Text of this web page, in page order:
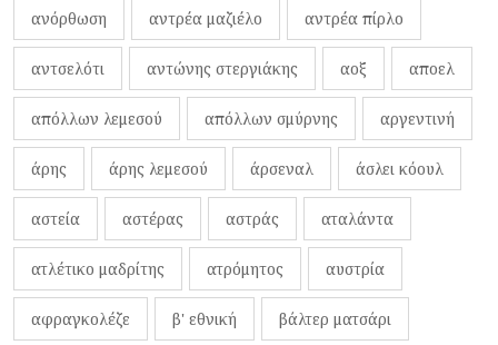
ανόρθωση αντρέα μαζιέλο αντρέα πίρλο
αντσελότι αντώνης στεργιάκης αοξ αποελ
απόλλων λεμεσού απόλλων σμύρνης αργεντινή
άρης άρης λεμεσού άρσεναλ άσλει κόουλ
αστεία αστέρας αστράς αταλάντα
ατλέτικο μαδρίτης ατρόμητος αυστρία
αφραγκολέζε β' εθνική βάλτερ ματσάρι